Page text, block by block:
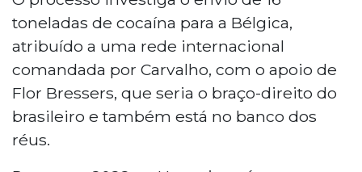
toneladas de cocaína para a Bélgica,
atribuído a uma rede internacional
comandada por Carvalho, com o apoio de
Flor Bressers, que seria o braço-direito do
brasileiro e também está no banco dos
réus.